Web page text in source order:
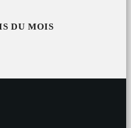
DU MOIS